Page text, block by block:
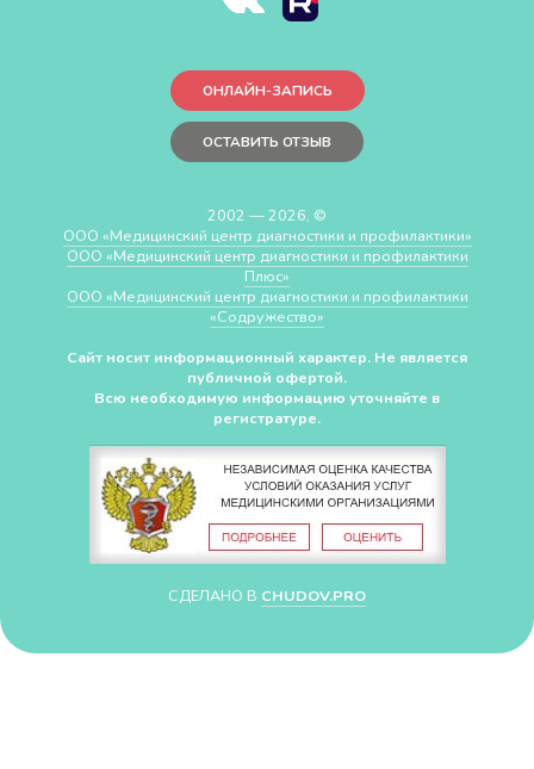
ОНЛАЙН-ЗАПИСЬ
ОСТАВИТЬ ОТЗЫВ
2002 — 2026, ©
ООО «Медицинский центр диагностики и профилактики»
ООО «Медицинский центр диагностики и профилактики
Плюс»
ООО «Медицинский центр диагностики и профилактики
«Cодружество»
Сайт носит информационный характер. Не является
публичной офертой.
Всю необходимую информацию уточняйте в
регистратуре.
СДЕЛАНО В CHUDOV.PRO